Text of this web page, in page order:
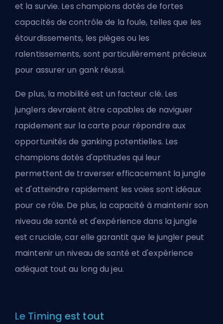
et la survie. Les champions dotés de fortes
capacités de contrôle de la foule, telles que les
étourdissements, les pièges ou les
ralentissements, sont particulièrement précieux
pour assurer un gank réussi.
De plus, la mobilité est un facteur clé. Les
junglers devraient être capables de naviguer
rapidement sur la carte pour répondre aux
opportunités de ganking potentielles. Les
champions dotés d'aptitudes qui leur
permettent de traverser efficacement la jungle
et d'atteindre rapidement les voies sont idéaux
pour ce rôle. De plus, la capacité à maintenir son
niveau de santé et d'expérience dans la jungle
est cruciale, car elle garantit que le jungler peut
maintenir un niveau de santé et d'expérience
adéquat tout au long du jeu.
Le Timing est tout